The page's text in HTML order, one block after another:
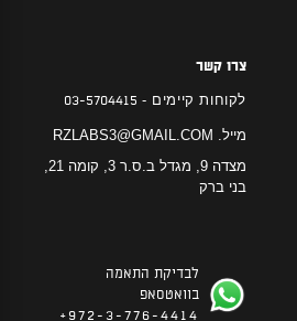
צרו קשר
לקוחות קיימים - 03-5704415
מייל. RZLABS3@GMAIL.COM
מצדה 9, מגדל ב.ס.ר 3, קומה 21,
בני ברק
לבדיקת התאמה
בוואטסאפ
972-3-776-4414+